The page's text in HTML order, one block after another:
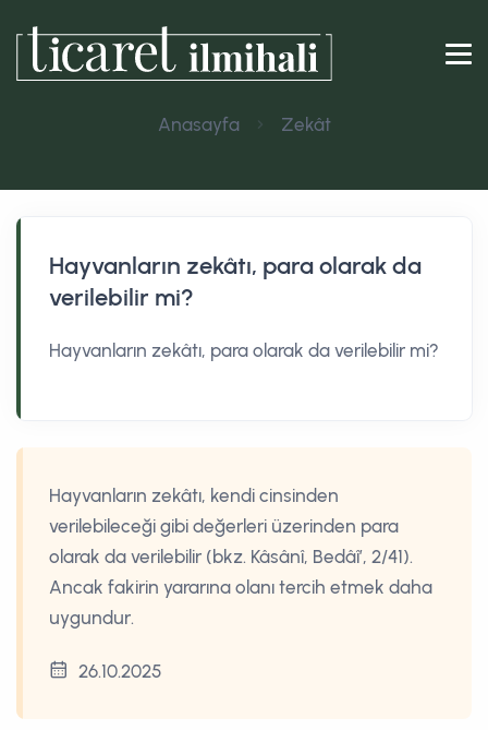
Anasayfa Zekât
Hayvanların zekâtı, para olarak da
verilebilir mi?
Hayvanların zekâtı, para olarak da verilebilir mi?
Hayvanların zekâtı, kendi cinsinden
verilebileceği gibi değerleri üzerinden para
olarak da verilebilir (bkz. Kâsânî, Bedâî’, 2/41).
Ancak fakirin yararına olanı tercih etmek daha
uygundur.
26.10.2025